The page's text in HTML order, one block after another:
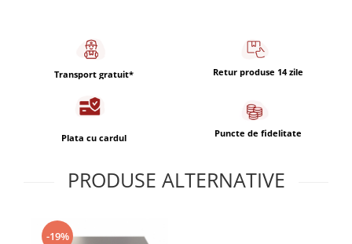
Transport gratuit* Retur produse 14 zile
Plata cu cardul Puncte de fidelitate
PRODUSE ALTERNATIVE
-19%